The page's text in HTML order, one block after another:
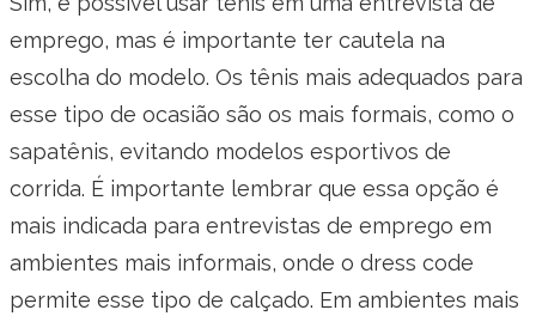
emprego, mas é importante ter cautela na
escolha do modelo. Os tênis mais adequados para
esse tipo de ocasião são os mais formais, como o
sapatênis, evitando modelos esportivos de
corrida. É importante lembrar que essa opção é
mais indicada para entrevistas de emprego em
ambientes mais informais, onde o dress code
permite esse tipo de calçado. Em ambientes mais